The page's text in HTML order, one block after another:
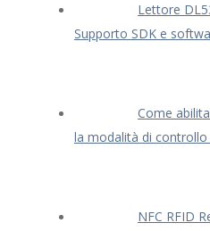
Lettore
Supporto SDK e
Come
la modalità di controllo
NFC RFID